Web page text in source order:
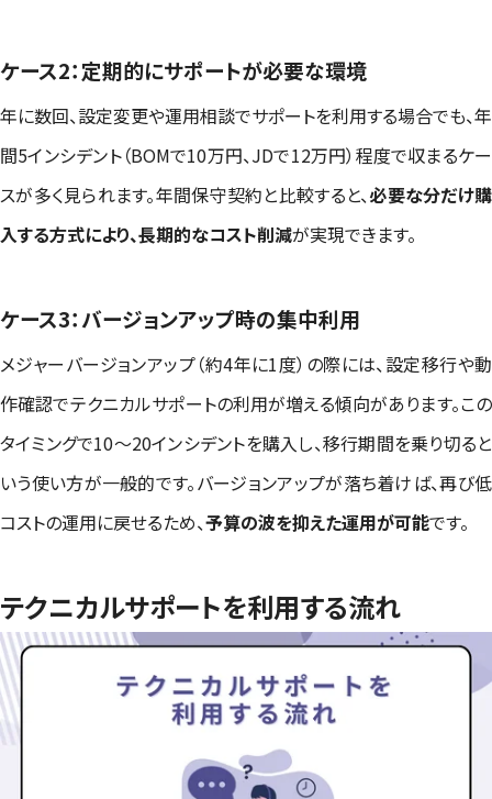
ケース2：定期的にサポートが必要な環境
年に数回、設定変更や運用相談でサポートを利用する場合でも、年
間5インシデント（BOMで10万円、JDで12万円）程度で収まるケー
スが多く見られます。年間保守契約と比較すると、必要な分だけ購
入する方式により、長期的なコスト削減が実現できます。
ケース3：バージョンアップ時の集中利用
メジャーバージョンアップ（約4年に1度）の際には、設定移行や動
作確認でテクニカルサポートの利用が増える傾向があります。この
タイミングで10〜20インシデントを購入し、移行期間を乗り切ると
いう使い方が一般的です。バージョンアップが落ち着けば、再び低
コストの運用に戻せるため、予算の波を抑えた運用が可能です。
テクニカルサポートを利用する流れ